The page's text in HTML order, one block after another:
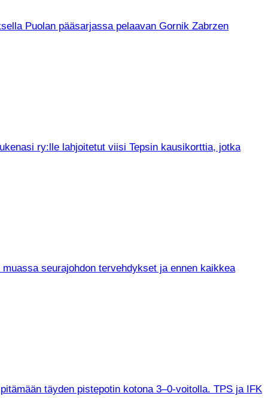
Puolan pääsarjassa pelaavan Gornik Zabrzen
ry:lle lahjoitetut viisi Tepsin kausikorttia, jotka
seurajohdon tervehdykset ja ennen kaikkea
täyden pistepotin kotona 3–0-voitolla. TPS ja IFK